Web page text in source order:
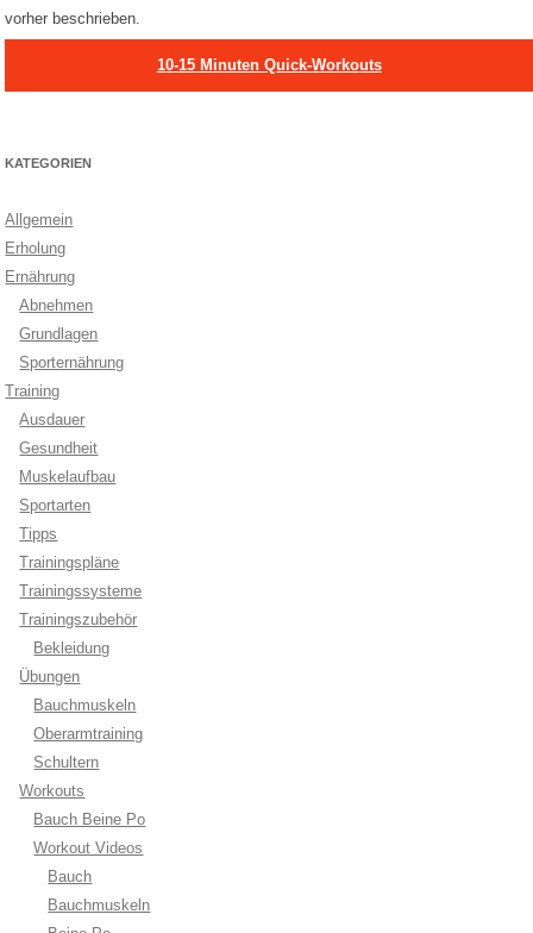
vorher beschrieben.
10-15 Minuten Quick-Workouts
KATEGORIEN
Allgemein
Erholung
Ernährung
Abnehmen
Grundlagen
Sporternährung
Training
Ausdauer
Gesundheit
Muskelaufbau
Sportarten
Tipps
Trainingspläne
Trainingssysteme
Trainingszubehör
Bekleidung
Übungen
Bauchmuskeln
Oberarmtraining
Schultern
Workouts
Bauch Beine Po
Workout Videos
Bauch
Bauchmuskeln